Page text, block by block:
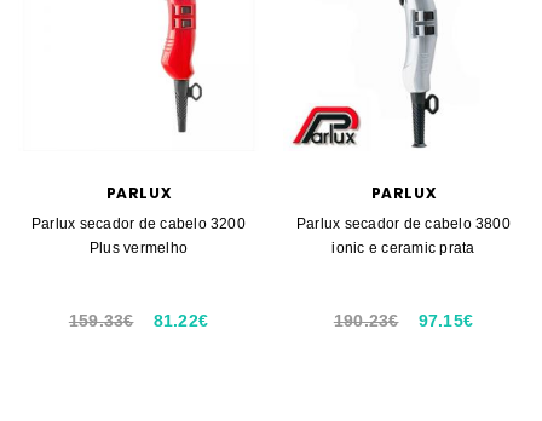
PARLUX
Parlux secador de cabelo 3200
Plus vermelho
159.33€ 81.22€
PARLUX
Parlux secador de cabelo 3800
ionic e ceramic prata
190.23€ 97.15€